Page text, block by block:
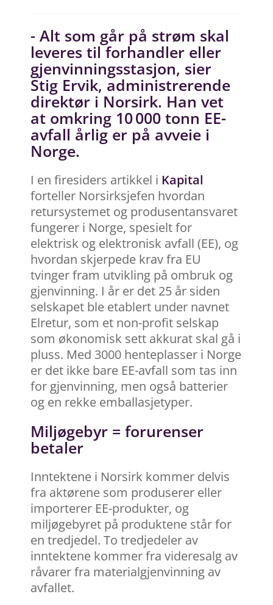
- Alt som går på strøm skal
leveres til forhandler eller
gjenvinningsstasjon, sier
Stig Ervik, administrerende
direktør i Norsirk. Han vet
at omkring 10 000 tonn EE-
avfall årlig er på avveie i
Norge.
I en firesiders artikkel i Kapital
forteller Norsirksjefen hvordan
retursystemet og produsentansvaret
fungerer i Norge, spesielt for
elektrisk og elektronisk avfall (EE), og
hvordan skjerpede krav fra EU
tvinger fram utvikling på ombruk og
gjenvinning. I år er det 25 år siden
selskapet ble etablert under navnet
Elretur, som et non-profit selskap
som økonomisk sett akkurat skal gå i
pluss. Med 3000 henteplasser i Norge
er det ikke bare EE-avfall som tas inn
for gjenvinning, men også batterier
og en rekke emballasjetyper.
Miljøgebyr = forurenser
betaler
Inntektene i Norsirk kommer delvis
fra aktørene som produserer eller
importerer EE-produkter, og
miljøgebyret på produktene står for
en tredjedel. To tredjedeler av
inntektene kommer fra videresalg av
råvarer fra materialgjenvinning av
avfallet.